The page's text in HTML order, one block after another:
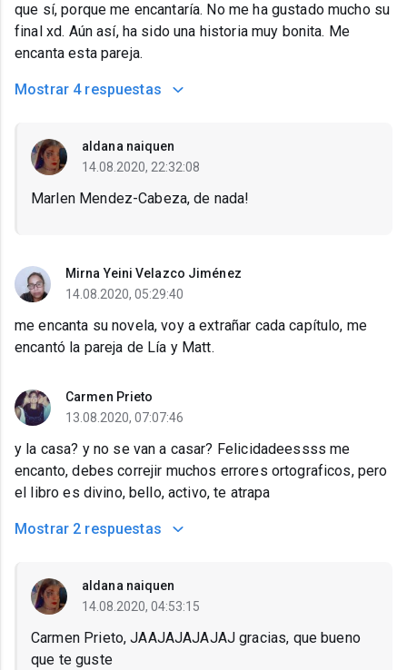
que sí, porque me encantaría. No me ha gustado mucho su
final xd. Aún así, ha sido una historia muy bonita. Me
encanta esta pareja.
Mostrar 4 respuestas
aldana naiquen
14.08.2020, 22:32:08
Marlen Mendez-Cabeza, de nada!
Mirna Yeini Velazco Jiménez
14.08.2020, 05:29:40
me encanta su novela, voy a extrañar cada capítulo, me
encantó la pareja de Lía y Matt.
Carmen Prieto
13.08.2020, 07:07:46
y la casa? y no se van a casar? Felicidadeessss me
encanto, debes correjir muchos errores ortograficos, pero
el libro es divino, bello, activo, te atrapa
Mostrar 2 respuestas
aldana naiquen
14.08.2020, 04:53:15
Carmen Prieto, JAAJAJAJAJAJ gracias, que bueno
que te guste